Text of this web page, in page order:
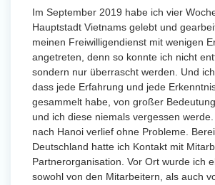
Im September 2019 habe ich vier
Hauptstadt Vietnams gelebt und
meinen Freiwilligendienst mit wenigen
angetreten, denn so konnte ich nicht
sondern nur überrascht werden. Und
dass jede Erfahrung und jede
gesammelt habe, von großer
und ich diese niemals vergessen
nach Hanoi verlief ohne Probleme.
Deutschland hatte ich Kontakt mit
Partnerorganisation. Vor Ort wurde ich
sowohl von den Mitarbeitern, als auch